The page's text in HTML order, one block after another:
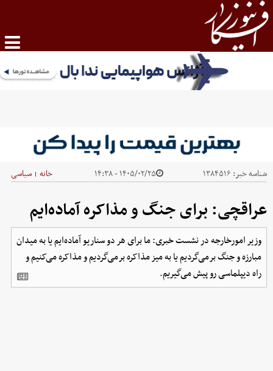
شناسه خبر: ۱۳۸۴۵۱۶ ۱۴۰۵/۰۲/۲۵ - ۱۴:۳۸ خانه | سیاسی
عراقچی: برای جنگ و مذاکره آماده‌ایم
وزیر امورخارجه در نشست خبری: ما برای هر دو سناریو آماده‌ایم یا به میدان
مبارزه و جنگ برمی‌گردیم یا به میز مذاکره برمی‌گردیم و مذاکره می‌کنیم و
راه دیپلماسی رو پیش می‌گیریم.